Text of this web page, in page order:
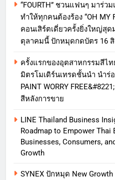
“FOURTH” ชวนแฟนๆ มาร่ว
ทำให้ทุกคนต้องร้อง “OH MY
คอนเสิร์ตเดี่ยวครั้งยิ่งใหญ่สุด
ตุลาคมนี้ ปักหมุดกดบัตร 16
ครั้งแรกของอุตสาหกรรมสีไ
มิตรโมเดิร์นเทรดชั้นนำ นำร่อ
PAINT WORRY
สีหลังการขาย
LINE Thailand Business
Roadmap to Empower
Businesses, Consumers,
Growth
SYNEX ปักหมุด New